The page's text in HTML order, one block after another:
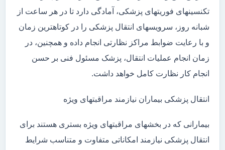
تکنسینهای فوریتهای پزشکی، آمادگی دارد تا در هر ساعت از
شبانه روز، سرویسهای انتقال پزشکی را در کوتاهترین زمان
و با رعایت ضوابط مراکز نظارتی انجام داده و همچنین، در
زمان انجام عملیات انتقال، پزشک مسئول فنی بر حسن
انجام کار نظارت کامل خواهد داشت.
انتقال پزشکی بیماران نیازمند مراقبتهای ویژه
بیمارانی که در بخشهای مراقبتهای ویژه بستری هستند برای
انتقال پزشکی نیازمند امکاناتی متفاوت و متناسب شرایط